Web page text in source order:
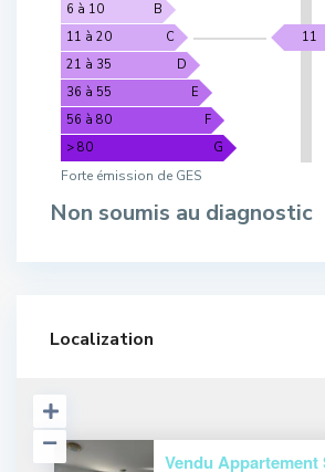
6 à 10
B
11 à 20
C
21 à 35
D
36 à 55
E
56 à 80
F
> 80
G
11
Forte émission de GES
Non soumis au diagnostic
Localization
Vendu Appartement